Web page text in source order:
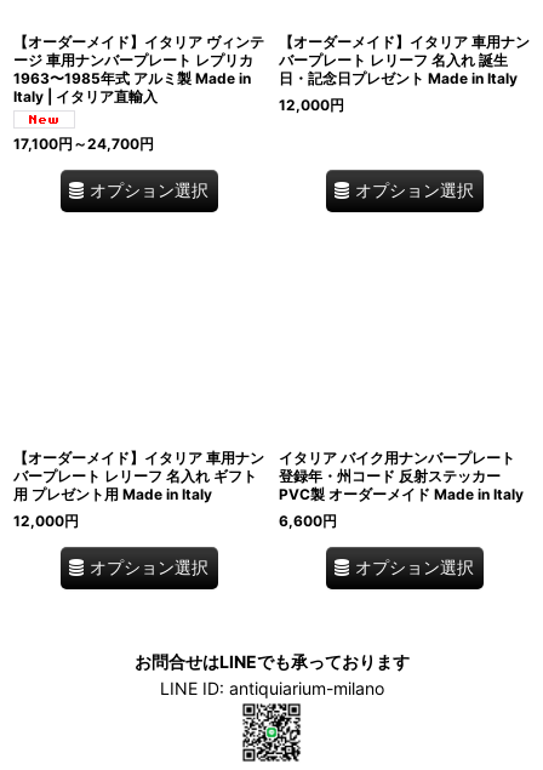
【オーダーメイド】イタリア ヴィンテ
ージ 車用ナンバープレート レプリカ
1963〜1985年式 アルミ製 Made in
Italy | イタリア直輸入
17,100円 ～24,700円
オプション選択
【オーダーメイド】イタリア 車用ナン
バープレート レリーフ 名入れ 誕生
日・記念日プレゼント Made in Italy
12,000円
オプション選択
【オーダーメイド】イタリア 車用ナン
バープレート レリーフ 名入れ ギフト
用 プレゼント用 Made in Italy
12,000円
オプション選択
イタリア バイク用ナンバープレート
登録年・州コード 反射ステッカー
PVC製 オーダーメイド Made in Italy
6,600円
オプション選択
お問合せはLINEでも承っております
LINE ID: antiquiarium-milano